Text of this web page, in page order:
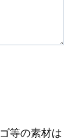
等の素材は